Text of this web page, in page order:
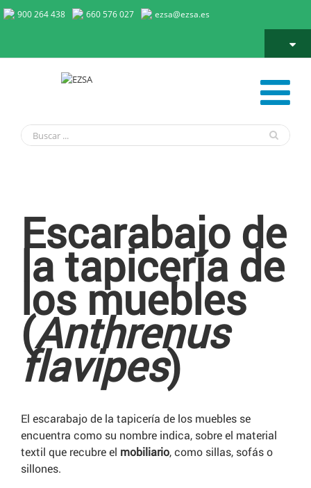
900 264 438 660 576 027 ezsa@ezsa.es
Escarabajo de
la tapicería de
los muebles
(Anthrenus
flavipes)
El escarabajo de la tapicería de los muebles se
encuentra como su nombre indica, sobre el material
textil que recubre el mobiliario, como sillas, sofás o
sillones.